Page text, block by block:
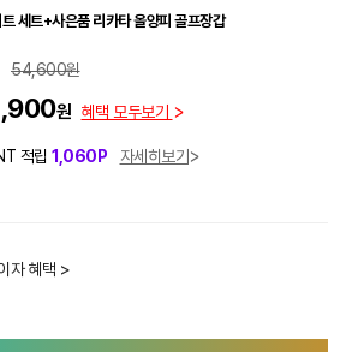
세트+사은품 리카타 올양피 골프장갑
54,600원
원 혜택 모두보기
적립 1,060P
자세히보기
자 혜택 >